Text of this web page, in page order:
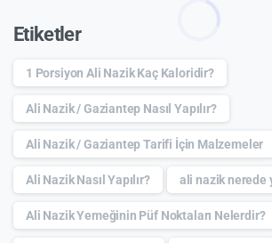
Etiketler
1 Porsiyon Ali Nazik Kaç Kaloridir?
Ali Nazik / Gaziantep Nasıl Yapılır?
Ali Nazik / Gaziantep Tarifi İçin Malzemeler
Ali Nazik Nasıl Yapılır? ali nazik nerede
Ali Nazik Yemeğinin Püf Noktaları Nelerdir?